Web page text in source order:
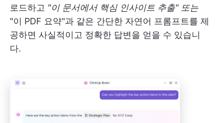
로드하고 "이 문서에서 핵심 인사이트 추출" 또는
"이 PDF 요약"과 같은 간단한 자연어 프롬프트를 제
공하면 사실적이고 정확한 답변을 얻을 수 있습니
다.